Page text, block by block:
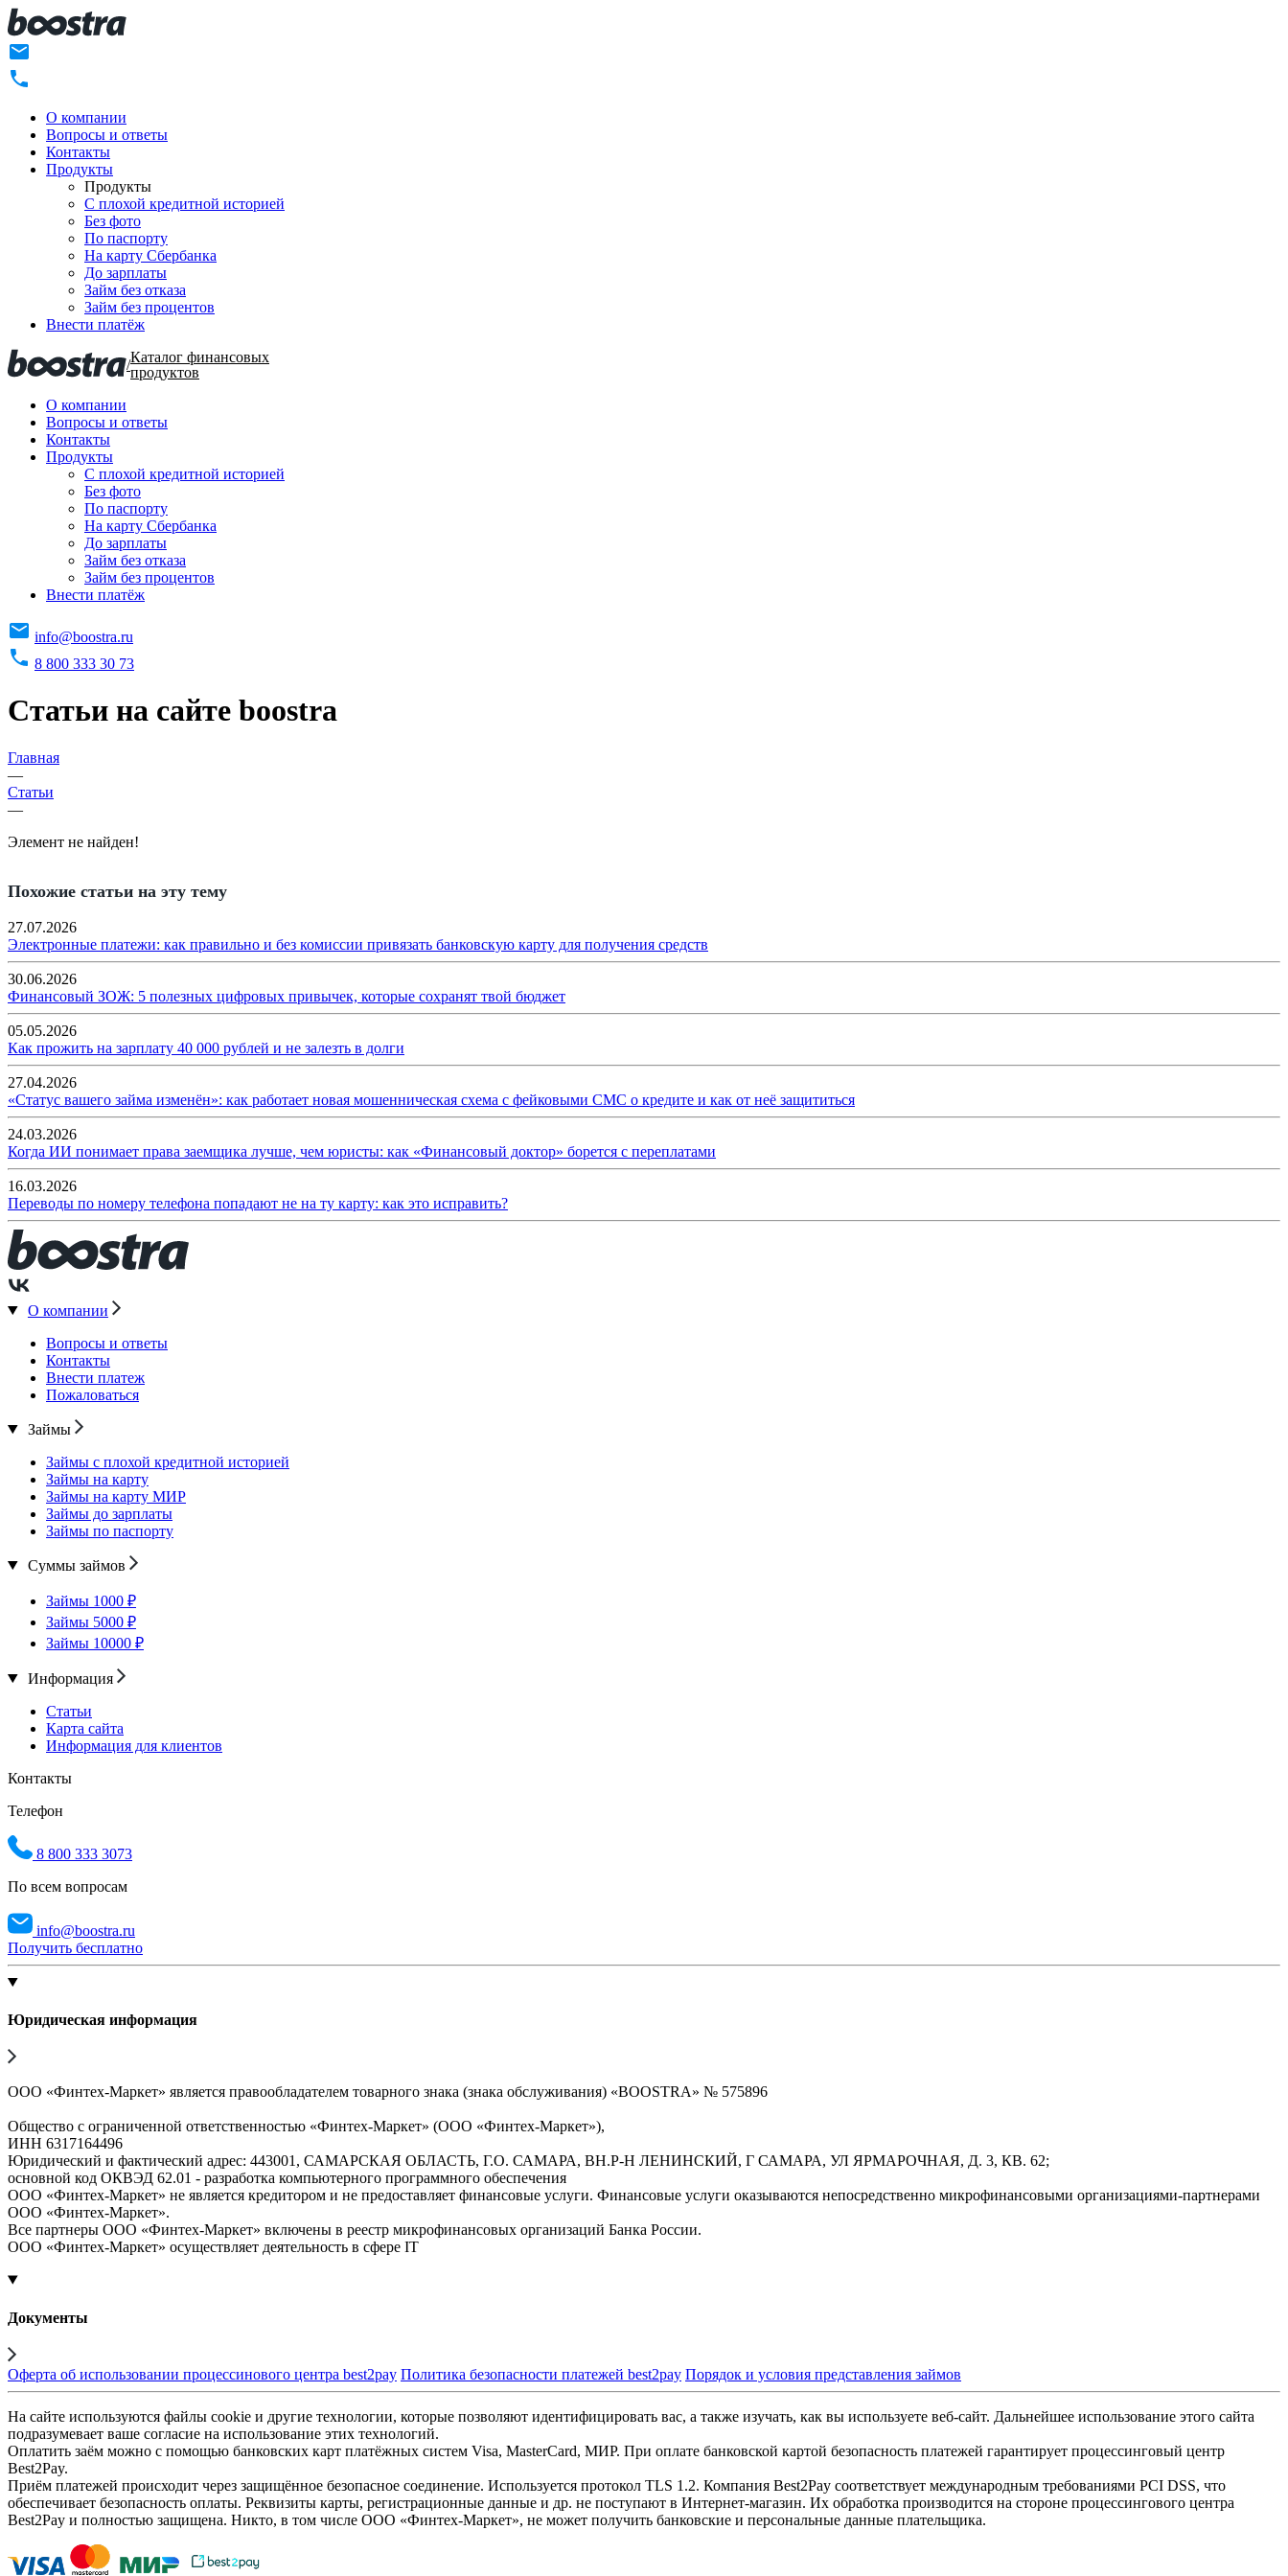
О компании
Вопросы и ответы
Контакты
Продукты
Продукты
C плохой кредитной историей
Без фото
По паспорту
На карту Сбербанка
До зарплаты
Займ без отказа
Займ без процентов
Внести платёж
/Каталог финансовых
продуктов
О компании
Вопросы и ответы
Контакты
Продукты
C плохой кредитной историей
Без фото
По паспорту
На карту Сбербанка
До зарплаты
Займ без отказа
Займ без процентов
Внести платёж
info@boostra.ru
8 800 333 30 73
Статьи на сайте boostra
Главная
—
Статьи
—
Элемент не найден!
Похожие статьи на эту тему
27.07.2026
Электронные платежи: как правильно и без комиссии привязать банковскую карту для получения средств
30.06.2026
Финансовый ЗОЖ: 5 полезных цифровых привычек, которые сохранят твой бюджет
05.05.2026
Как прожить на зарплату 40 000 рублей и не залезть в долги
27.04.2026
«Статус вашего займа изменён»: как работает новая мошенническая схема с фейковыми СМС о кредите и как от неё защититься
24.03.2026
Когда ИИ понимает права заемщика лучше, чем юристы: как «Финансовый доктор» борется с переплатами
16.03.2026
Переводы по номеру телефона попадают не на ту карту: как это исправить?
О компании
Вопросы и ответы
Контакты
Внести платеж
Пожаловаться
Займы
Займы с плохой кредитной историей
Займы на карту
Займы на карту МИР
Займы до зарплаты
Займы по паспорту
Суммы займов
Займы 1000 ₽
Займы 5000 ₽
Займы 10000 ₽
Информация
Статьи
Карта сайта
Информация для клиентов
Контакты
Телефон
8 800 333 3073
По всем вопросам
info@boostra.ru
Получить бесплатно
Юридическая информация
ООО «Финтех-Маркет» является правообладателем товарного знака (знака обслуживания) «BOOSTRA» № 575896
Общество с ограниченной ответственностью «Финтех-Маркет» (ООО «Финтех-Маркет»),
ИНН 6317164496
Юридический и фактический адрес: 443001, САМАРСКАЯ ОБЛАСТЬ, Г.О. САМАРА, ВН.Р-Н ЛЕНИНСКИЙ, Г САМАРА, УЛ ЯРМАРОЧНАЯ, Д. 3, КВ. 62;
основной код ОКВЭД 62.01 - разработка компьютерного программного обеспечения
ООО «Финтех-Маркет» не является кредитором и не предоставляет финансовые услуги. Финансовые услуги оказываются непосредственно микрофинансовыми организациями-партнерами
ООО «Финтех-Маркет».
Все партнеры ООО «Финтех-Маркет» включены в реестр микрофинансовых организаций Банка России.
ООО «Финтех-Маркет» осуществляет деятельность в сфере IT
Документы
Оферта об использовании процессинового центра best2pay Политика безопасности платежей best2pay Порядок и условия представления займов
На сайте используются файлы cookie и другие технологии, которые позволяют идентифицировать вас, а также изучать, как вы используете веб-сайт. Дальнейшее использование этого сайта
подразумевает ваше согласие на использование этих технологий.
Оплатить заём можно с помощью банковских карт платёжных систем Visa, MasterCard, МИР. При оплате банковской картой безопасность платежей гарантирует процессинговый центр
Best2Pay.
Приём платежей происходит через защищённое безопасное соединение. Используется протокол TLS 1.2. Компания Best2Pay соответствует международным требованиями PCI DSS, что
обеспечивает безопасность оплаты. Реквизиты карты, регистрационные данные и др. не поступают в Интернет-магазин. Их обработка производится на стороне процессингового центра
Best2Pay и полностью защищена. Никто, в том числе ООО «Финтех-Маркет», не может получить банковские и персональные данные плательщика.